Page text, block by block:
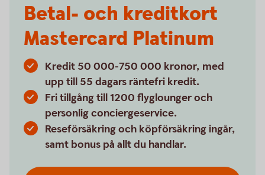
Betal- och kreditkort
Mastercard Platinum
Kredit 50 000-750 000 kronor, med
upp till 55 dagars räntefri kredit.
Fri tillgång till 1200 flyglounger och
personlig conciergeservice.
Reseförsäkring och köpförsäkring ingår,
samt bonus på allt du handlar.